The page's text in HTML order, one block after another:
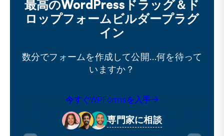
最高のWordPressドラッグ＆ド
ロップフォームビルダープラグ
イン
数分でフォームを作成して公開…何を待って
いますか？
今すぐWPFormsを入手
専門家に相談